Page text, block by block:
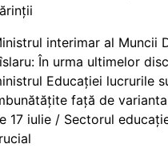
interimar al Muncii
În urma ultimelor
Educației lucrurile
față de
17 iulie / Sectorul